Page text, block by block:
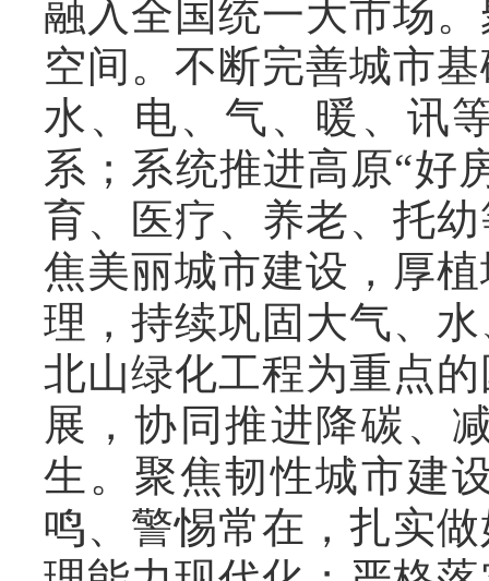
融入全国统一大市场
空间。不断完善城市
水、电、气、暖、讯
系；系统推进高原“好
育、医疗、养老、托
焦美丽城市建设，厚
理，持续巩固大气、
北山绿化工程为重点
展，协同推进降碳、
生。聚焦韧性城市建
鸣、警惕常在，扎实